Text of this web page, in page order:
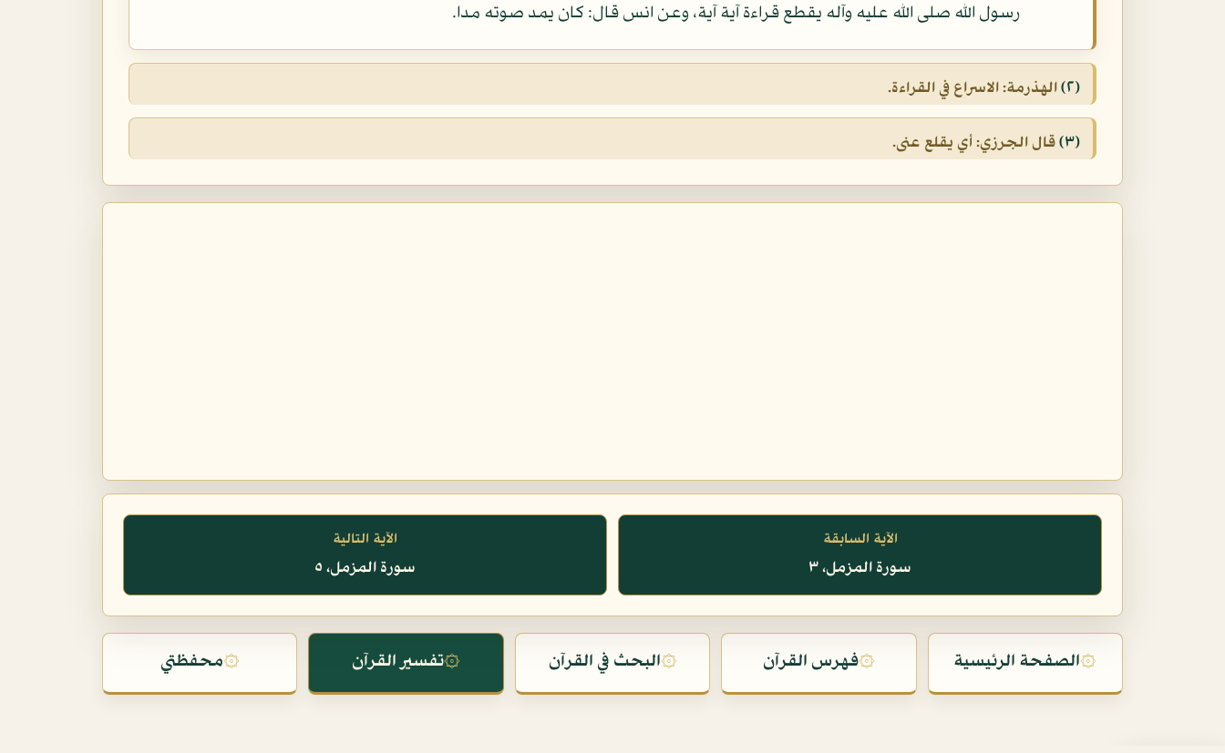
رسول الله صلى الله عليه وآله يقطع قراءة آية آية، وعن انس قال: كان يمد صوته مدا.
(٢) الهذرمة: الاسراع في القراءة.
(٣) قال الجرزي: أي يقلع عنى.
الآية السابقة
سورة المزمل، ٣
الآية التالية
سورة المزمل، ٥
۞الصفحة الرئيسية ۞فهرس القرآن ۞البحث في القرآن ۞تفسير القرآن ۞محفظتي